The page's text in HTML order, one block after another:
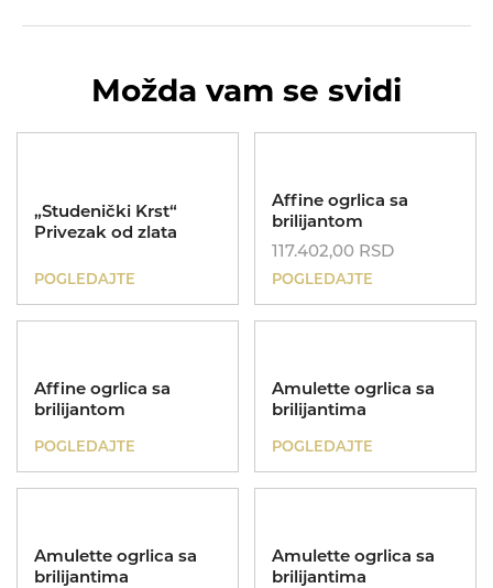
MIJE MAGIONI
Dečije minđuše
O NAMA
069 693253
Možda vam se svidi
„Studenički Krst“
Privezak od zlata
POGLEDAJTE
Affine ogrlica sa
brilijantom
117.402,00 RSD
POGLEDAJTE
Affine ogrlica sa
brilijantom
POGLEDAJTE
Amulette ogrlica sa
brilijantima
POGLEDAJTE
Amulette ogrlica sa
brilijantima
Amulette ogrlica sa
brilijantima